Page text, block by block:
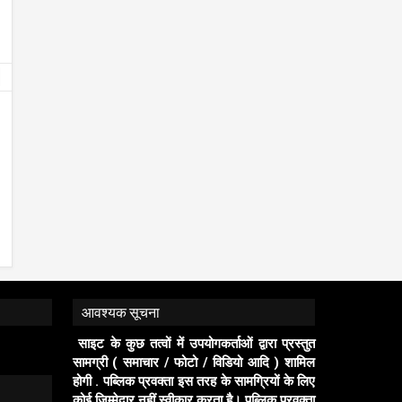
आवश्यक सूचना
साइट के कुछ तत्वों में उपयोगकर्ताओं द्वारा प्रस्तुत
सामग्री ( समाचार / फोटो / विडियो आदि ) शामिल
होगी . पब्लिक प्रवक्ता इस तरह के सामग्रियों के लिए